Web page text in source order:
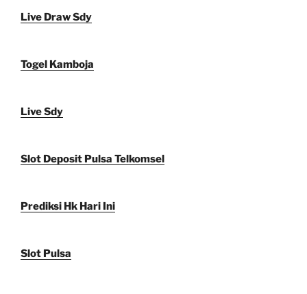
Live Draw Sdy
Togel Kamboja
Live Sdy
Slot Deposit Pulsa Telkomsel
Prediksi Hk Hari Ini
Slot Pulsa